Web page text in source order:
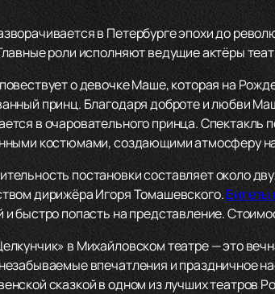
в Петербурге эпохи до
роли исполняют ведущие актёры
о девочке Маше, которая на
принц. Благодаря доброте и любви
в очаровательного принца.
костюмами, создающими атмосферу
постановки составляет около
дирижёра Игоря Томашевского.Билеты
и быстро попасть на представление.
в Михайловском театре — это
впечатления и праздничное
сказкой в одном из лучших театров